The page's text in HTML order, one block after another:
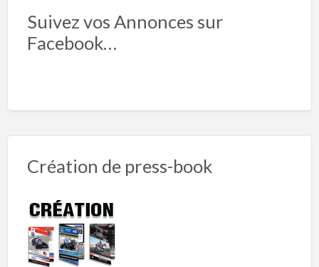
Suivez vos Annonces sur
Facebook…
Création de press-book